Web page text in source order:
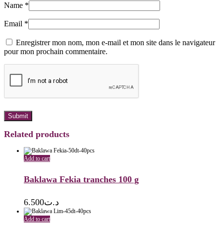
Name *
Email *
Enregistrer mon nom, mon e-mail et mon site dans le navigateur
pour mon prochain commentaire.
Related products
Add to cart
Baklawa Fekia tranches 100 g
د.ت6.500
Add to cart